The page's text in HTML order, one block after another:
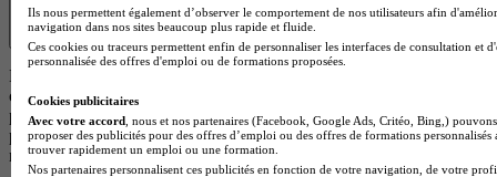
Les résultats affichés sont des offres de formation ou des écoles
correspondant à votre projet. Certaines de ces formations
proviennent d’écoles partenaires qui rémunèrent notre plateforme
pour chaque demande d’information générée. Cela nous permet de
maintenir un service gratuit et accessible à tous les utilisateurs.
Ils nous permettent également d’observer le comportement de nos utilisateurs afin
navigation dans nos sites beaucoup plus rapide et fluide.
Ces cookies ou traceurs permettent enfin de personnaliser les interfaces de consultation et
personnalisée des offres d'emploi ou de formations proposées.
Cookies publicitaires
Avec votre accord , nous et nos partenaires (Facebook, Google Ads, Critéo, Bing,)
proposer des publicités pour des offres d’emploi ou des offres de formations
trouver rapidement un emploi ou une formation.
Nos partenaires personnalisent ces publicités en fonction de votre navigation, de votre